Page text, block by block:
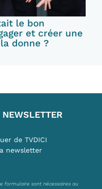
le bon
et créer une
donne ?
de TVDICI
newsletter
formulaire sont nécessaires au